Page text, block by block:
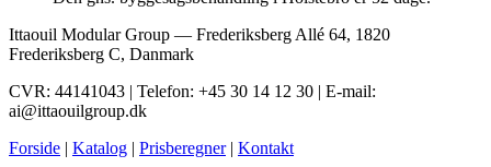
Ittaouil Modular Group — Frederiksberg Allé 64, 1820
Frederiksberg C, Danmark
CVR: 44141043 | Telefon: +45 30 14 12 30 | E-mail:
ai@ittaouilgroup.dk
Forside | Katalog | Prisberegner| Kontakt